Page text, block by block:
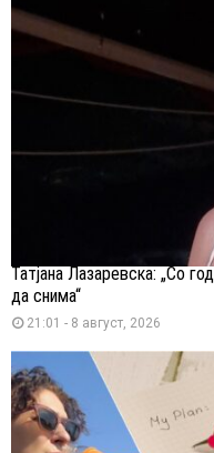
Татјана Лазаревска: „Со
да снима“
21:01 - 8 август, 2026